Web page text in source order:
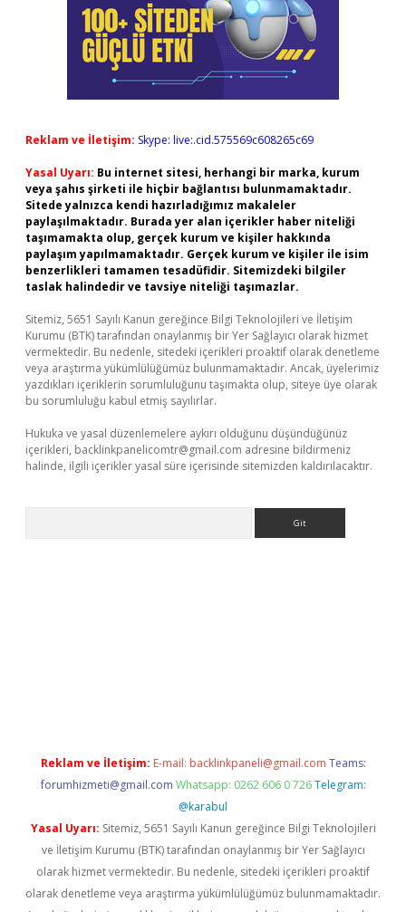
Reklam ve İletişim: Skype: live:.cid.575569c608265c69
Yasal Uyarı: Bu internet sitesi, herhangi bir marka, kurum
veya şahıs şirketi ile hiçbir bağlantısı bulunmamaktadır.
Sitede yalnızca kendi hazırladığımız makaleler
paylaşılmaktadır. Burada yer alan içerikler haber niteliği
taşımamakta olup, gerçek kurum ve kişiler hakkında
paylaşım yapılmamaktadır. Gerçek kurum ve kişiler ile isim
benzerlikleri tamamen tesadüfidir. Sitemizdeki bilgiler
taslak halindedir ve tavsiye niteliği taşımazlar.
Sitemiz, 5651 Sayılı Kanun gereğince Bilgi Teknolojileri ve İletişim
Kurumu (BTK) tarafından onaylanmış bir Yer Sağlayıcı olarak hizmet
vermektedir. Bu nedenle, sitedeki içerikleri proaktif olarak denetleme
veya araştırma yükümlülüğümüz bulunmamaktadır. Ancak, üyelerimiz
yazdıkları içeriklerin sorumluluğunu taşımakta olup, siteye üye olarak
bu sorumluluğu kabul etmiş sayılırlar.
Hukuka ve yasal düzenlemelere aykırı olduğunu düşündüğünüz
içerikleri, backlinkpanelicomtr@gmail.com adresine bildirmeniz
halinde, ilgili içerikler yasal süre içerisinde sitemizden kaldırılacaktır.
Reklam ve İletişim: E-mail: backlinkpaneli@gmail.com Teams:
forumhizmeti@gmail.com Whatsapp: 0262 606 0 726 Telegram:
@karabul
Yasal Uyarı: Sitemiz, 5651 Sayılı Kanun gereğince Bilgi Teknolojileri
ve İletişim Kurumu (BTK) tarafından onaylanmış bir Yer Sağlayıcı
olarak hizmet vermektedir. Bu nedenle, sitedeki içerikleri proaktif
olarak denetleme veya araştırma yükümlülüğümüz bulunmamaktadır.